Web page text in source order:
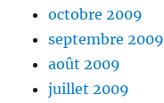
octobre 2009
septembre 2009
août 2009
juillet 2009